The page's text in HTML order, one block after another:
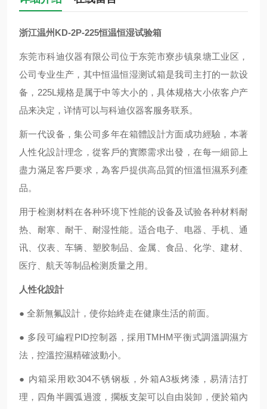
浙江温州KD-2P-225恒温恒湿试验箱
东莞市科迪仪器有限公司位于东莞市寮步镇泉塘工业区，
公司专业生产，其中恒温恒湿测试箱是我司主打的一款设
备，225L规格是属于中等大小的，具体规格大小依客户产
品来决定，详情可以与科迪仪器客服务联系。
新一代设备，集公司多年在箱體設計方面成功經驗，本著
人性化設計理念，從客戶的實際需求出發，在每一細節上
盡力滿足客戶要求，為客戶提供高品質的恒溫恒濕系列產
品。
用于检测材料在各种环境下性能的设备及试验各种材料耐
热、耐寒、耐干、耐湿性能。适合电子、电器、手机、通
讯、仪表、车辆、塑胶制品、金属、食品、化学、建材、
医疗、航天等制品检测质量之用。
人性化設計
● 全新無氟設計，使你始終走在健康生活的前面。
● 多段可編程PID控制器，採用TMHM平衡式調溫調濕方
法，控溫控濕精確波動小。
● 内箱采用欧304不锈钢板，外箱A3板烤漆，易清洁打
理 ，四角半圓弧過渡，擱板支架可以自由裝卸，便於箱內